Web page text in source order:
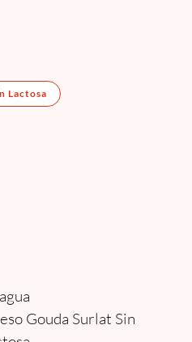
Lactosa
Gouda Surlat Sin